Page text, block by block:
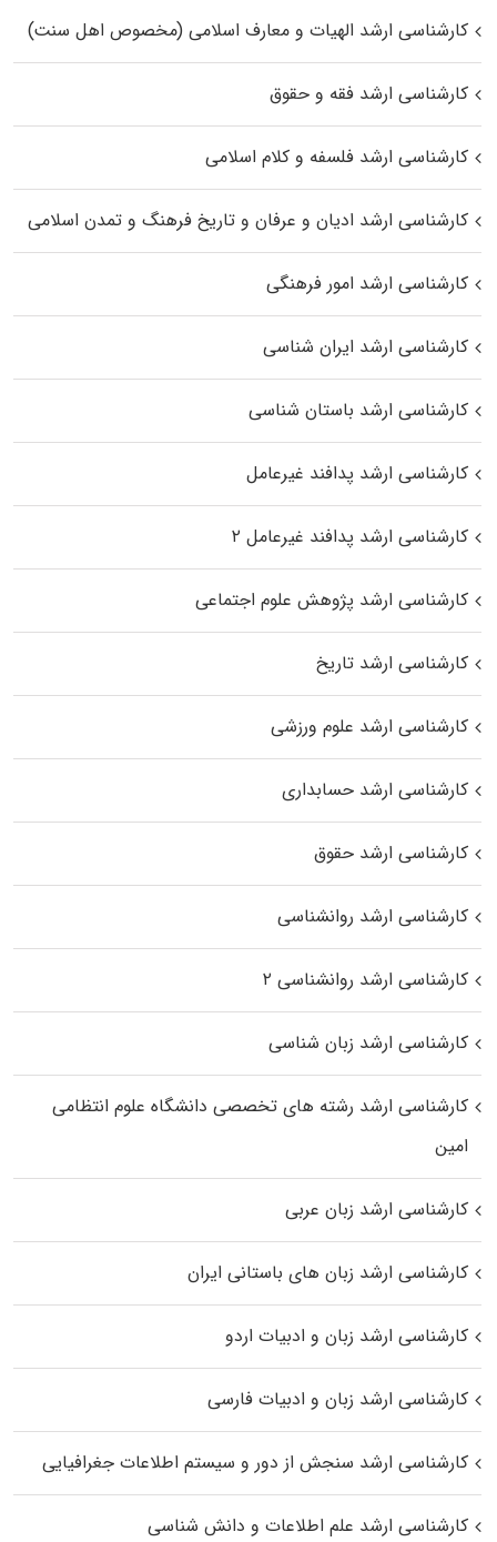
کارشناسی ارشد الهیات و معارف اسلامی (مخصوص اهل سنت)
کارشناسی ارشد فقه و حقوق
کارشناسی ارشد فلسفه و کلام اسلامی
کارشناسی ارشد ادیان و عرفان و تاریخ فرهنگ و تمدن اسلامی
کارشناسی ارشد امور فرهنگی
کارشناسی ارشد ایران شناسی
کارشناسی ارشد باستان شناسی
کارشناسی ارشد پدافند غیرعامل
کارشناسی ارشد پدافند غیرعامل ۲
کارشناسی ارشد پژوهش علوم اجتماعی
کارشناسی ارشد تاریخ
کارشناسی ارشد علوم ورزشی
کارشناسی ارشد حسابداری
کارشناسی ارشد حقوق
کارشناسی ارشد روانشناسی
کارشناسی ارشد روانشناسی ۲
کارشناسی ارشد زبان شناسی
کارشناسی ارشد رﺷﺘﻪ ﻫﺎی تخصصی داﻧﺸﮕﺎه ﻋﻠﻮم انتظامی
اﻣﻴﻦ
کارشناسی ارشد زبان عربی
کارشناسی ارشد زبان‌ های باستانی ایران
کارشناسی ارشد زبان و ادبیات اردو
کارشناسی ارشد زبان و ادبیات فارسی
کارشناسی ارشد سنجش از دور و سیستم اطلاعات جغرافیایی
کارشناسی ارشد علم اطلاعات و دانش شناسی